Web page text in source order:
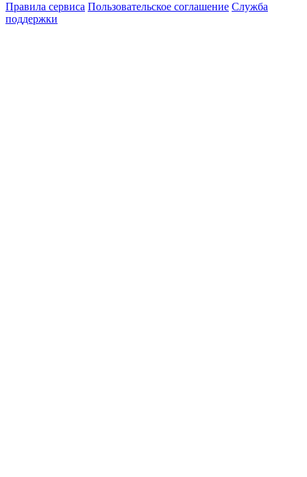
Правила сервиса Пользовательское соглашение Служба
поддержки